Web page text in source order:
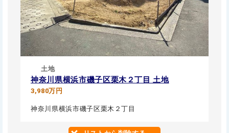
土地
神奈川県横浜市磯子区栗木２丁目 土地
3,980万円
神奈川県横浜市磯子区栗木２丁目